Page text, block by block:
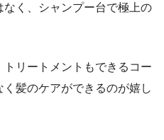
く、シャンプー台で極上の
リートメントもできるコー
髪のケアができるのが嬉し